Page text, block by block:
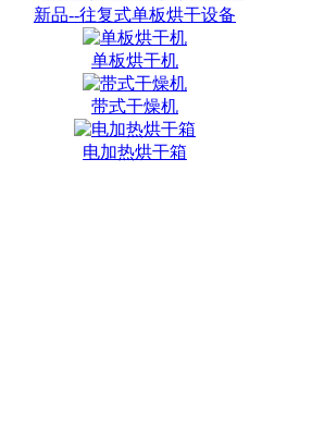
新品--往复式单板烘干设备
单板烘干机
带式干燥机
电加热烘干箱